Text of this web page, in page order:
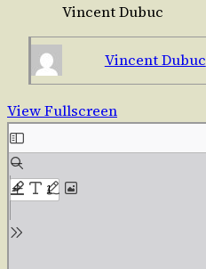
Vincent Dubuc
Vincent Dubuc
View Fullscreen